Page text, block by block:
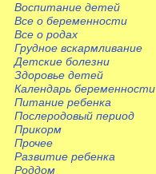
Воспитание детей
Все о беременности
Все о родах
Грудное вскармливание
Детские болезни
Здоровье детей
Календарь беременности
Питание ребенка
Послеродовый период
Прикорм
Прочее
Развитие ребенка
Роддом